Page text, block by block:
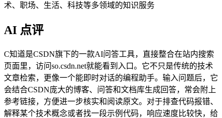
术、职场、生活、科技等多领域的知识服务
AI 点评
C知道是CSDN旗下的一款AI问答工具，直接整合在站内搜索
页面里，访问so.csdn.net就能看到入口。它不只是传统的技术
文章检索，更像一个能即时对话的编程助手。输入问题后，它
会结合CSDN庞大的博客、问答和文档库生成回答，常会附上
参考链接，方便进一步核实和阅读原文。对于排查代码报错、
解释某个技术概念或者找一段示例代码，响应速度比较快，给